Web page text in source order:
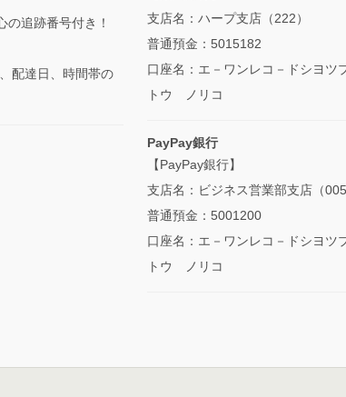
の追跡番号付き！
配達日、時間帯の
支店名：ハープ支店（222）
普通預金：5015182
口座名：エ－ワンレコ－ドシヨ
トウ ノリコ
PayPay銀行
【PayPay銀行】
支店名：ビジネス営業部支店（005
普通預金：5001200
口座名：エ－ワンレコ－ドシヨ
トウ ノリコ